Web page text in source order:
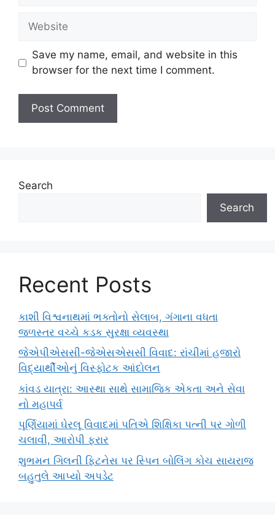
Website
Save my name, email, and website in this
browser for the next time I comment.
Search
Search
Recent Posts
કાશી વિશ્વનાથમાં ભક્તોનો સેલાબ, ગંગાના વધતા
જળસ્તર વચ્ચે કડક સુરક્ષા વ્યવસ્થા
જેએપીએસસી-જેએસએસસી વિવાદ: રાંચીમાં હજારો
વિદ્યાર્થીઓનું વિસ્ફોટક આંદોલન
કાંવડ યાત્રા: આસ્થા સાથે સામાજિક એકતા અને સેવા
નો મહાપર્વ
પૂર્ણિયામાં ઘેરલૂ વિવાદમાં પતિએ શિક્ષિકા પત્ની પર ગોળી
ચલાવી, આરોપી ફરાર
શુભમન ગિલની ફિટનેસ પર સ્પિન બોલિંગ કોચ સાયરાજ
બહુતુલે આપ્યો અપડેટ